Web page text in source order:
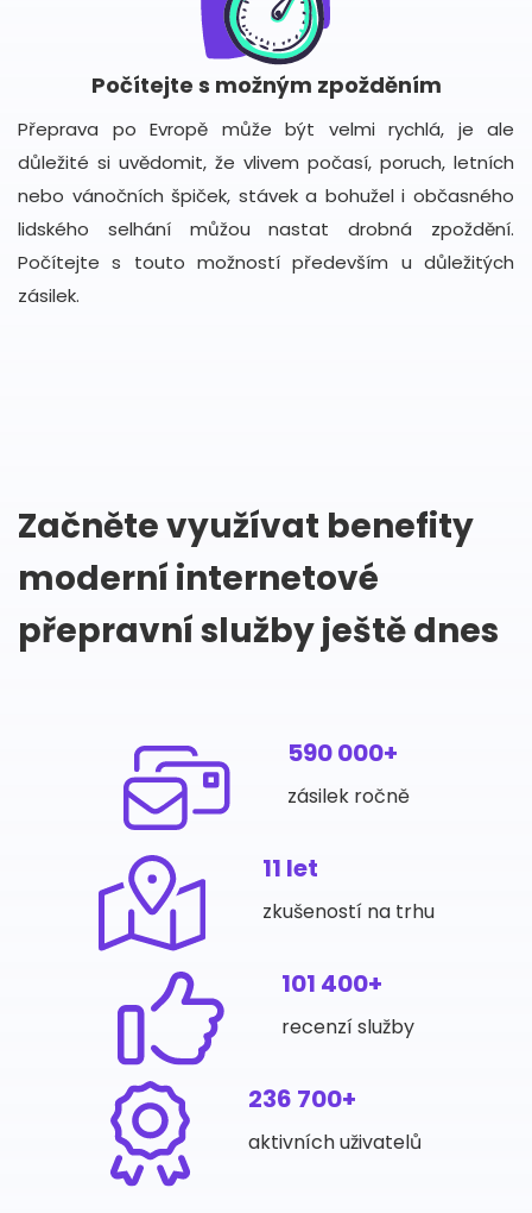
Počítejte s možným zpožděním
Přeprava po Evropě může být velmi rychlá, je ale
důležité si uvědomit, že vlivem počasí, poruch, letních
nebo vánočních špiček, stávek a bohužel i občasného
lidského selhání můžou nastat drobná zpoždění.
Počítejte s touto možností především u důležitých
zásilek.
Začněte využívat benefity
moderní internetové
přepravní služby ještě dnes
590 000+
zásilek ročně
11 let
zkušeností na trhu
101 400+
recenzí služby
236 700+
aktivních uživatelů